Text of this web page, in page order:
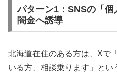
パターン1：SNSの「個
闇金へ誘導
北海道在住のある方は、Xで
いる方、相談乗ります」とい